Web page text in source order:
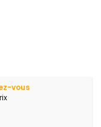
vous